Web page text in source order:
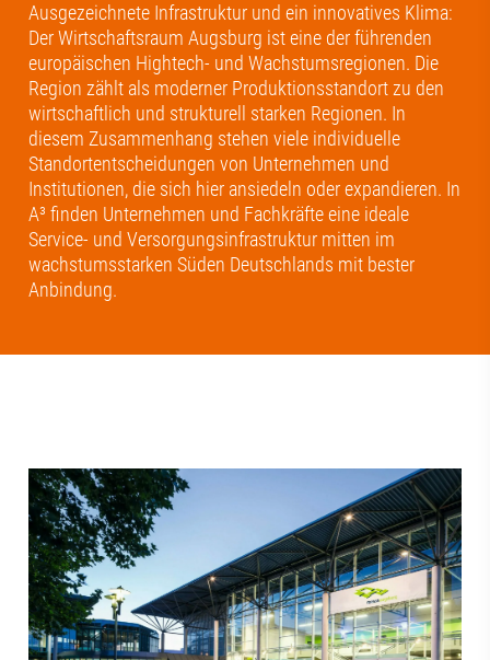
Ausgezeichnete Infrastruktur und ein innovatives Klima:
Der Wirtschaftsraum Augsburg ist eine der führenden
europäischen Hightech- und Wachstumsregionen. Die
Region zählt als moderner Produktionsstandort zu den
wirtschaftlich und strukturell starken Regionen. In
diesem Zusammenhang stehen viele individuelle
Standortentscheidungen von Unternehmen und
Institutionen, die sich hier ansiedeln oder expandieren. In
A³ finden Unternehmen und Fachkräfte eine ideale
Service- und Versorgungsinfrastruktur mitten im
wachstumsstarken Süden Deutschlands mit bester
Anbindung.